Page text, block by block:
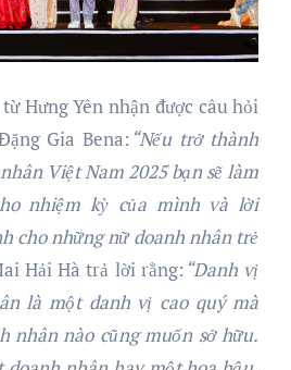
Hưng Yên nhận được câu hỏi
Gia Bena: “Nếu trở thành
Việt Nam 2025 bạn sẽ làm
nhiệm kỳ của mình và lời
cho những nữ doanh nhân trẻ
Hải Hà trả lời rằng: “Danh vị
là một danh vị cao quý mà
nhân nào cũng muốn sở hữu.